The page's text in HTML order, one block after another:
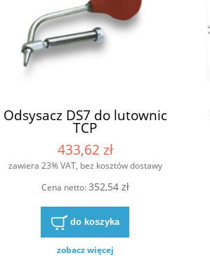
Odsysacz DS7 do lutownic
TCP
433,62 zł
zawiera 23% VAT, bez kosztów dostawy
Cena netto:352,54 zł
do koszyka
zobacz więcej